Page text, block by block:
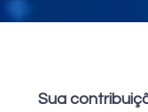
Sua